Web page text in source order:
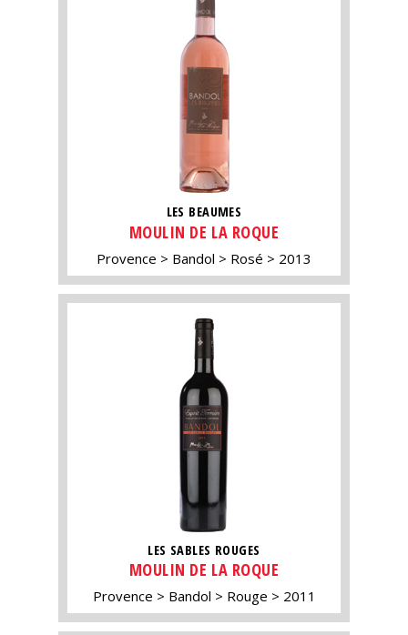
LES BEAUMES
MOULIN DE LA ROQUE
Provence Bandol Rosé 2013
LES SABLES ROUGES
MOULIN DE LA ROQUE
Provence Bandol Rouge 2011